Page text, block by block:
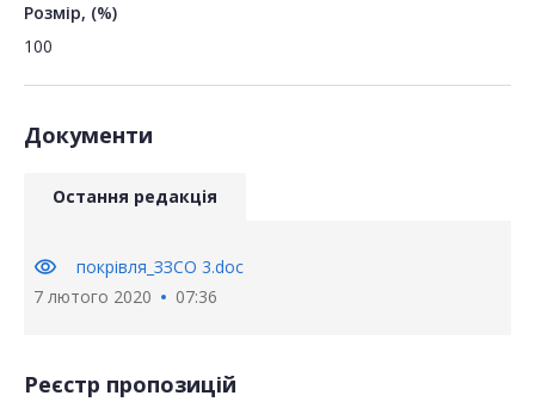
Розмір, (%)
100
Документи
Остання редакція
visibility
покрівля_ЗЗСО 3.doc
7 лютого 2020
07:36
Реєстр пропозицій